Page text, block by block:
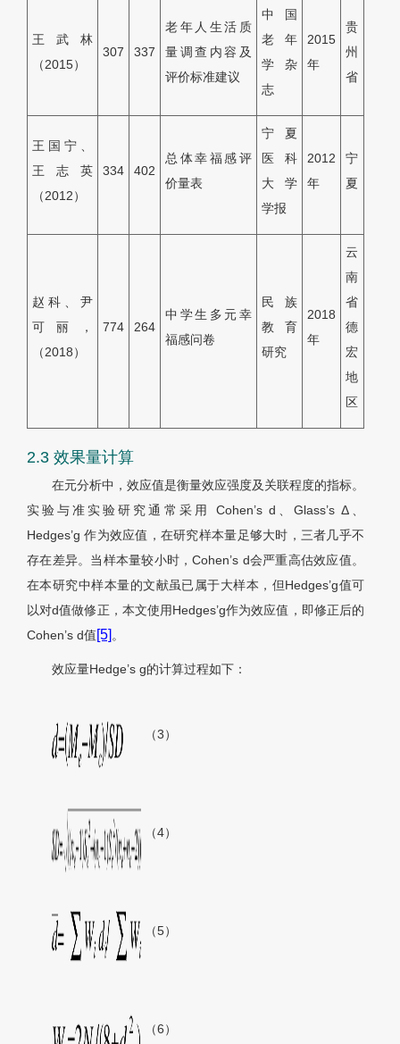
王武林
（2015）
307 337
老年人生活质
量调查内容及
评价标准建议
中国
老年
学杂
志
2015
年
贵
州
省
王国宁、
王志英
（2012）
334 402
总体幸福感评
价量表
宁夏
医科
大学
学报
2012
年
宁
夏
赵科、尹
可丽，
（2018）
774 264
中学生多元幸
福感问卷
民族
教育
研究
2018
年
云
南
省
德
宏
地
区
2.3 效果量计算
在元分析中，效应值是衡量效应强度及关联程度的指标。
实验与准实验研究通常采用 Cohen’s d、Glass’s Δ、
Hedges’g 作为效应值，在研究样本量足够大时，三者几乎不
存在差异。当样本量较小时，Cohen’s d会严重高估效应值。
在本研究中样本量的文献虽已属于大样本，但Hedges’g值可
以对d值做修正，本文使用Hedges’g作为效应值，即修正后的
Cohen’s d值[5]。
效应量Hedge’s g的计算过程如下：
（3）
（4）
（5）
（6）